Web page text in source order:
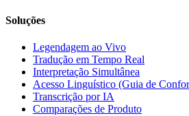
Soluções
Legendagem ao Vivo
Tradução em Tempo Real
Interpretação Simultânea
Acesso Linguístico (Guia de
Transcrição por IA
Comparações de Produto